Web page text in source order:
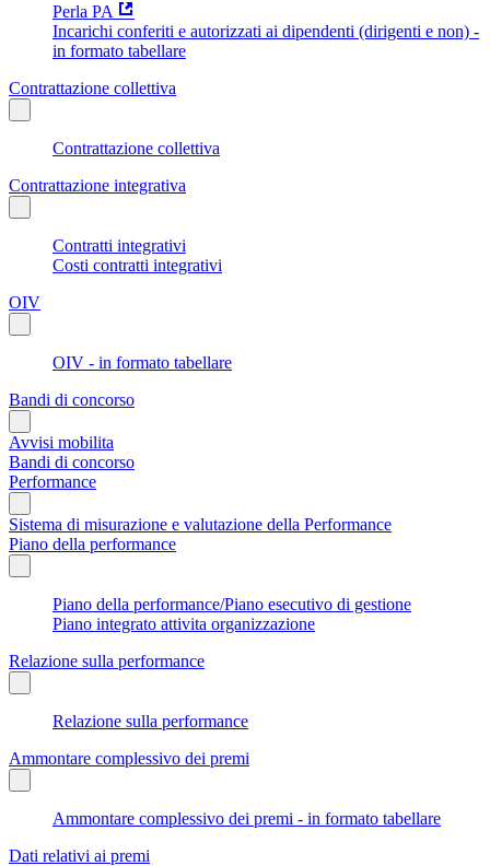
Perla PA
Incarichi conferiti e autorizzati ai dipendenti (dirigenti e non) -
in formato tabellare
Contrattazione collettiva
Contrattazione collettiva
Contrattazione integrativa
Contratti integrativi
Costi contratti integrativi
OIV
OIV - in formato tabellare
Bandi di concorso
Avvisi mobilita
Bandi di concorso
Performance
Sistema di misurazione e valutazione della Performance
Piano della performance
Piano della performance/Piano esecutivo di gestione
Piano integrato attivita organizzazione
Relazione sulla performance
Relazione sulla performance
Ammontare complessivo dei premi
Ammontare complessivo dei premi - in formato tabellare
Dati relativi ai premi